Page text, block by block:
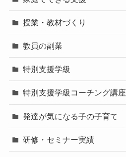
授業・教材づくり
教員の副業
特別支援学級
特別支援学級コーチング講座
発達が気になる子の子育て
研修・セミナー実績